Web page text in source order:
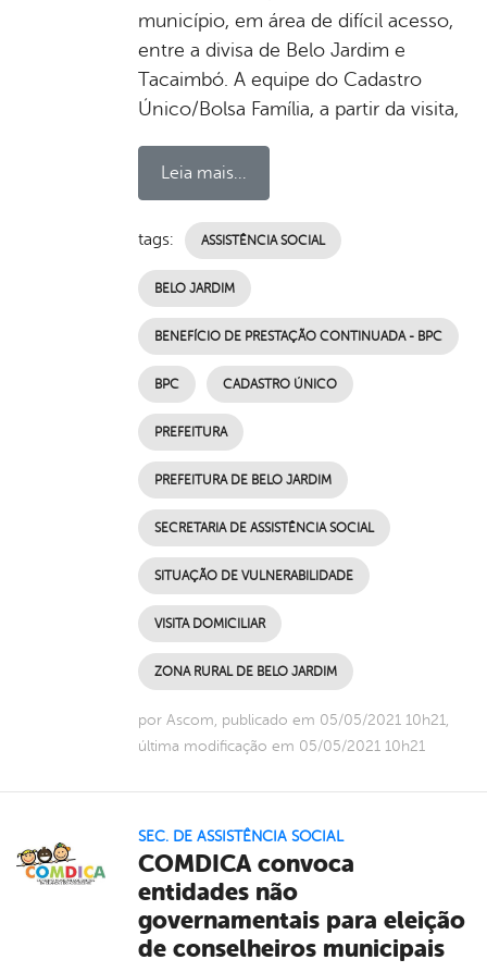
município, em área de difícil acesso,
entre a divisa de Belo Jardim e
Tacaimbó. A equipe do Cadastro
Único/Bolsa Família, a partir da visita,
Leia mais...
tags: ASSISTÊNCIA SOCIAL
BELO JARDIM
BENEFÍCIO DE PRESTAÇÃO CONTINUADA - BPC
BPC CADASTRO ÚNICO
PREFEITURA
PREFEITURA DE BELO JARDIM
SECRETARIA DE ASSISTÊNCIA SOCIAL
SITUAÇÃO DE VULNERABILIDADE
VISITA DOMICILIAR
ZONA RURAL DE BELO JARDIM
por Ascom, publicado em 05/05/2021 10h21,
última modificação em 05/05/2021 10h21
SEC. DE ASSISTÊNCIA SOCIAL
COMDICA convoca
entidades não
governamentais para eleição
de conselheiros municipais